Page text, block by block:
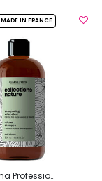
MADE IN FRANCE
Eugene Perma Professionnel